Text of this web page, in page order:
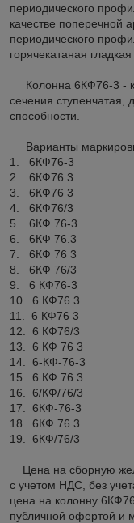
периодического
качестве поперечной
периодического
горячекатаная
Колонна 6КФ76-3 -
сечения
способности.
Варианты
1. 6КФ76-3
2. 6КФ76.3
3. 6КФ76 3
4. 6КФ76/3
5. 6КФ 76-3
6. 6КФ 76.3
7. 6КФ 76 3
8. 6КФ 76/3
9. 6 КФ76-3
10. 6 КФ76.3
11. 6 КФ76 3
12. 6 КФ76/3
13. 6 КФ 76 3
14. 6-КФ-76-3
15. 6.КФ.76.3
16. 6/КФ/76/3
17. 6КФ-76-3
18. 6КФ.76.3
19. 6КФ/76/3
Цена на сборную
с учетом НДС, без
цена на колонну
публичной офертой и